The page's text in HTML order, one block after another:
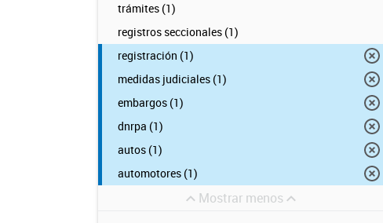
trámites (1)
registros seccionales (1)
registración (1)
medidas judiciales (1)
embargos (1)
dnrpa (1)
autos (1)
automotores (1)
Mostrar menos